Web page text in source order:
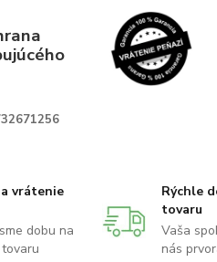
vrátenie
dobu na
Rýchle
tovaru
Vaša
nás